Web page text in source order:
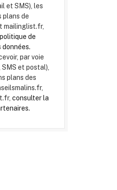
et SMS), les
de
mailinglist.fr,
de
par voie
et postal),
plans des
consulter la